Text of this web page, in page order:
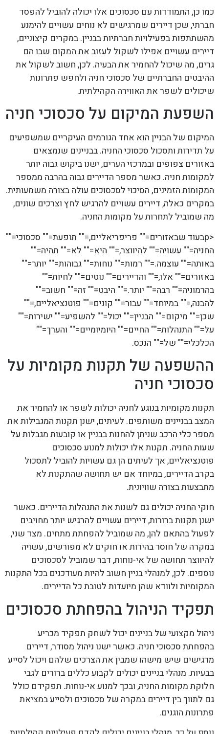
כמו כן, התמודדות עם סכסוכים אלו יכולה להוביל להפסד
חברתי, שכן דיירים שמרגישים לא נוחים עשויים להימנע
מהשתתפות בפעילויות חברתיות בבניין. במקרים קיצוניים,
דיירים עשויים אפילו לשקול לעזוב את המקום שבו הם
גרים, מה שיכול להחמיר את הבעיה. לכן, חשוב לשקול את
ההיבטים החברתיים של סכסוכי חניה ולחפש פתרונות
שיכולים לשפר את האווירה הקהילתית.
השפעת המיקום על סכסוכי חניה
המיקום של הבניין הוא אחד הגורמים העיקריים שמשפיעים
על תדירות ותסכול סכסוכי החניה. בבניינים שנמצאים
באזורים צפופים ובמרכזי הערים, ישנו ביקוש גבוה יותר
למקומות חניה. כאשר מספר הדיירים גבוה בהרבה ממספר
המקומות הזמינים, הסיכוי לסכסוכים עולה בצורה משמעותית.
במקרים כאלה, דיירים עשויים להרגיש לחץ וצרכים שונים,
מה שמוביל לתחרות על מקומות החניה.
<pבעוד שבאזורים="" פריפריאליים,="" תופעת="" סכסוכי=""
החניה="" עשויה="" להיווצר,="" היא="" לא="" תהיה=""
באותה="" עוצמה.="" רמות="" נוחות="" גבוהות="" יותר=""
באזורים="" אלו,="" והדיירים="" נוטים="" לחיות=""
בהרמוניה="" רבה="" יותר.="" היבט="" זה="" חשוב=""
להבנה,="" במיוחד="" עבור="" קונים="" פוטנציאליים,=""
שכן="" מיקום="" הבניין="" יכול="" להשפיע="" ישירות=""
על="" התנהלות="" החיים="" היומיומיים="" והערך=""
הכלכלי="" של="" הנכס.
ההשפעה של תקנות מקומיות על
סכסוכי חניה
תקנות מקומיות בנוגע לחניה יכולות לשפר או להחמיר את
המצב בבניינים משותפים. לעיתים, ישנן תקנות המגבילות את
מספר כלי הרכב שניתן להחנות בבניין או קובעות מגבלות על
שעות החניה. תקנות אלו יכולות למנוע סכסוכים
פוטנציאליים, אך לעיתים הן גם עשויות להוביל לתסכול
בקרב הדיירים, במיוחד אם יש תחושה שהתקנות לא
מתבצעות בצורה שוויונית.
חוקי החניה יכולים גם לשנות את התנהלות הדיירים. כאשר
ישנן תקנות ברורות, דיירים עשויים להרגיש יותר מחויבים
לפעול בהתאם להן, מה שמוביל להפחתת מתחים. מצד שני,
במקרה של חוסר בהירות או חוקים לא מפורשים, עשויה
להיווצר תחושה של אי-נוחות, דבר שמוביל לסכסוכים
נוספים. לכן, למנהלי בניין חשוב להיות מעודכנים בכל התקנות
המקומיות ולוודא שהן מיועדות לטובת כל הדיירים.
תפקיד הניהול בהפחתת סכסוכים
ניהול מקצועי של בניינים יכול לשחק תפקיד מכריע
בהפחתת סכסוכי חניה. כאשר ישנו ניהול מסודר, דיירים
מרגישים שיש מישהו שמבין את הצרכים שלהם ויכול לסייע
בבעיות. מנהלי בניינים יכולים לקבוע כללים ברורים לגבי
חלוקת מקומות החניה, ובכך למנוע אי-נוחות. תפקידם כולל
גם לתווך בין דיירים במקרה של סכסוכים ולסייע במציאת
פתרונות הוגנים.